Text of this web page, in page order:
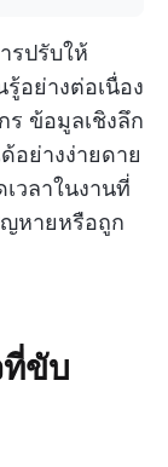
รปรับให้
อย่างต่อเนื่อง
ร ข้อมูลเชิงลึก
อย่างง่ายดาย
วลาในงานที่
หายหรือถูก
ขับ